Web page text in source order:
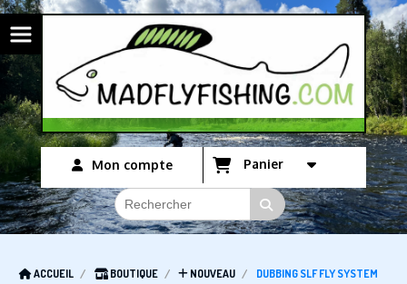
Mon compte Panier
ACCUEIL BOUTIQUE NOUVEAU DUBBING SLF FLY SYSTEM
Panneau de gestion des cookies